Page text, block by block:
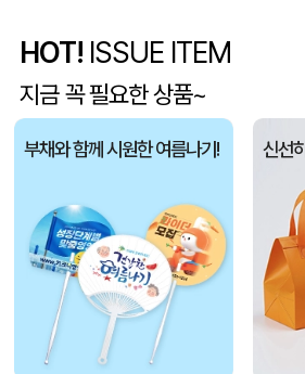
윤OO
오OO 캐릭터 볼펜 등 총 7가
신OO
안OO
이OO
HOT! ISSUE ITEM
지금 꼭 필요한 상품~
부채와 함께 시원한 여름나기! 신선